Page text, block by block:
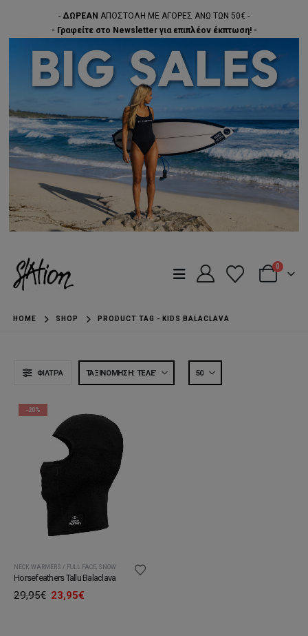
- ΔΩΡΕΑΝ ΑΠΟΣΤΟΛΗ ΜΕ ΑΓΟΡΕΣ ΑΝΩ ΤΩΝ 50€ -
- Γραφείτε στο Newsletter για επιπλέον έκπτωση! -
0
HOME SHOP PRODUCT TAG - KIDS BALACLAVA
ΦΊΛΤΡΑ
-20%
NECK WARMERS / FULL FACE, SNOW
Horsefeathers Tallu Balaclava
29,95€ Original
23,95€Η